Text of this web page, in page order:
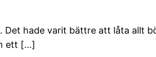
hade varit bättre att låta allt
ett […]